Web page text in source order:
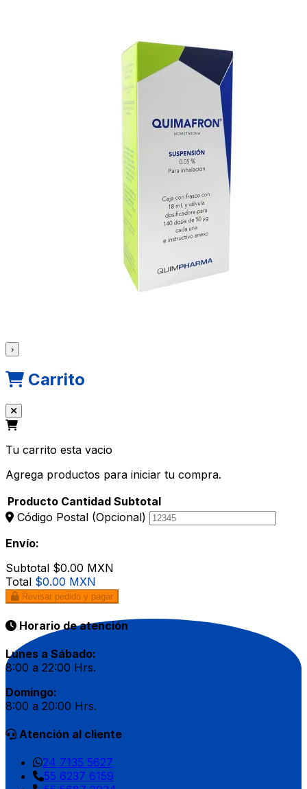
›
Carrito
Tu carrito esta vacio
Agrega productos para iniciar tu compra.
Producto Cantidad Subtotal
Código Postal (Opcional)
Envío:
Subtotal $0.00 MXN
Total $0.00 MXN
Revisar pedido y pagar
Horario de atención
Lunes a Sábado:
8:00 a 22:00 Hrs.
Domingo:
8:00 a 20:00 Hrs.
Atención al cliente
24 7135 5627
55 6237 6159